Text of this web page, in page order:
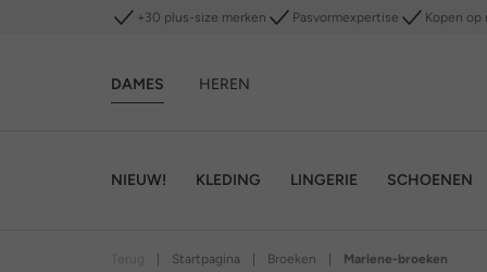
+30 plus-size merken Pasvormexpertise Kopen op
DAMES HEREN
NIEUW! KLEDING LINGERIE SCHOENEN
Startpagina Broeken Marlene-broeken